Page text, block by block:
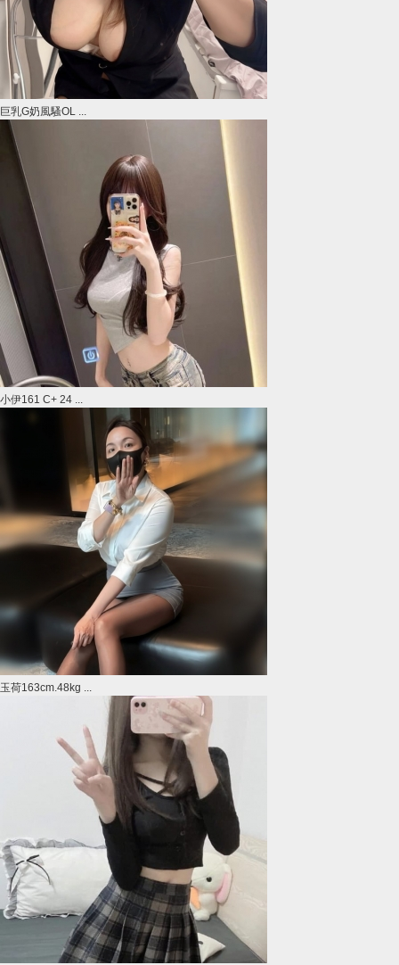
巨乳G奶風騷OL ...
小伊161 C+ 24 ...
玉荷163cm.48kg ...